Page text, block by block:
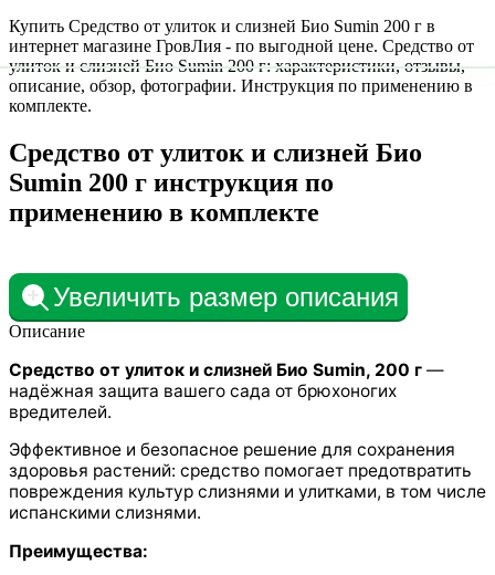
Купить Средство от улиток и слизней Био Sumin 200 г в
интернет магазине ГровЛия - по выгодной цене. Средство от
улиток и слизней Био Sumin 200 г: характеристики, отзывы,
описание, обзор, фотографии. Инструкция по применению в
комплекте.
Средство от улиток и слизней Био
Sumin 200 г инструкция по
применению в комплекте
Увеличить размер описания
Описание
Средство от улиток и слизней Био Sumin, 200 г —
надёжная защита вашего сада от брюхоногих
вредителей.
Эффективное и безопасное решение для сохранения
здоровья растений: средство помогает предотвратить
повреждения культур слизнями и улитками, в том числе
испанскими слизнями.
Преимущества: